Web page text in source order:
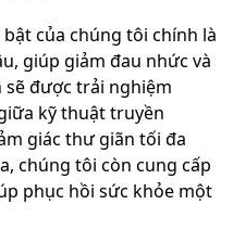
của chúng tôi chính là
giúp giảm đau nhức và
sẽ được trải nghiệm
kỹ thuật truyền
giác thư giãn tối đa
chúng tôi còn cung cấp
phục hồi sức khỏe một